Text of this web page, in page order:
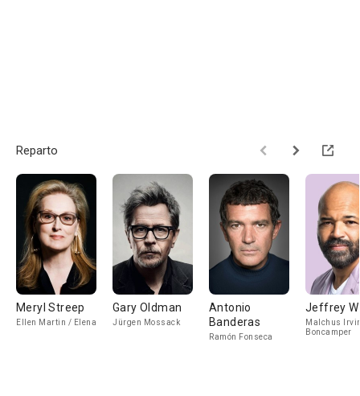
Reparto
Meryl Streep
Ellen Martin / Elena
Gary Oldman
Jürgen Mossack
Antonio
Banderas
Ramón Fonseca
Jeffrey
Malchus
Boncamper